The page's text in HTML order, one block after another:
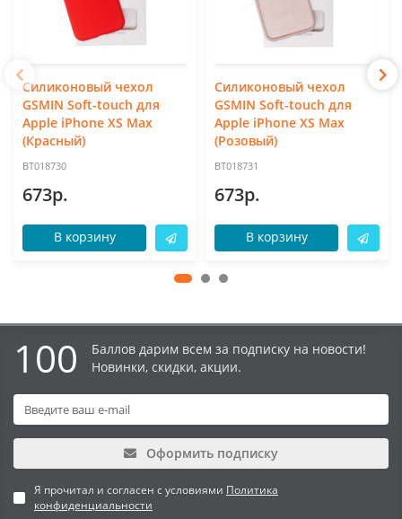
Силиконовый чехол
GSMIN Soft-touch для
Apple iPhone XS Max
(Красный)
BT018730
673р.
В корзину
Силиконовый чехол
GSMIN Soft-touch для
Apple iPhone XS Max
(Розовый)
BT018731
673р.
В корзину
100
Баллов дарим всем за подписку на новости!
Новинки, скидки, акции.
Оформить подписку
Я прочитал и согласен с условиями Политика
конфиденциальности